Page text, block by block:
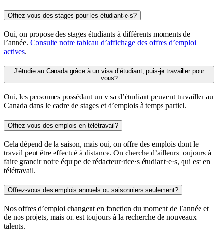
Offrez-vous des stages pour les étudiant·e·s?
Oui, on propose des stages étudiants à différents moments de
l’année. Consulte notre tableau d’affichage des offres d’emploi
actives.
J’étudie au Canada grâce à un visa d’étudiant, puis-je travailler pour
vous?
Oui, les personnes possédant un visa d’étudiant peuvent travailler au
Canada dans le cadre de stages et d’emplois à temps partiel.
Offrez-vous des emplois en télétravail?
Cela dépend de la saison, mais oui, on offre des emplois dont le
travail peut être effectué à distance. On cherche d’ailleurs toujours à
faire grandir notre équipe de rédacteur·rice·s étudiant·e·s, qui est en
télétravail.
Offrez-vous des emplois annuels ou saisonniers seulement?
Nos offres d’emploi changent en fonction du moment de l’année et
de nos projets, mais on est toujours à la recherche de nouveaux
talents.